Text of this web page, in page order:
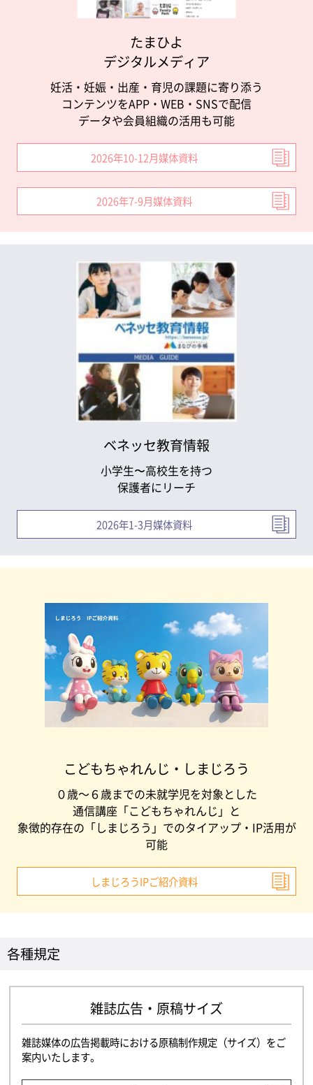
たまひよ
デジタルメディア
妊活・妊娠・出産・育児の課題に寄り添う
コンテンツをAPP・WEB・SNSで配信
データや会員組織の活用も可能
2026年10-12月媒体資料
2026年7-9月媒体資料
ベネッセ教育情報
小学生〜高校生を持つ
保護者にリーチ
2026年1-3月媒体資料
こどもちゃれんじ・しまじろう
０歳～６歳までの未就学児を対象とした
通信講座「こどもちゃれんじ」と
象徴的存在の「しまじろう」でのタイアップ・IP活用が
可能
しまじろうIPご紹介資料
各種規定
雑誌広告・原稿サイズ
雑誌媒体の広告掲載時における原稿制作規定（サイズ）をご
案内いたします。